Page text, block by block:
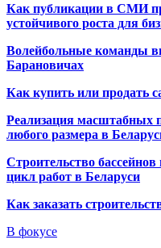
Как публикации в СМИ
устойчивого роста для
Волейбольные команды
Барановичах
Как купить или продать
Реализация масштабных
любого размера в
Строительство
цикл работ в Беларуси
Как заказать
В фокусе